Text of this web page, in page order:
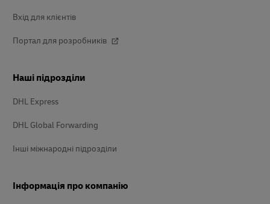
Вхід для клієнтів
Портал для розробників
Наші підрозділи
DHL Express
DHL Global Forwarding
Інші міжнародні підрозділи
Інформація про компанію